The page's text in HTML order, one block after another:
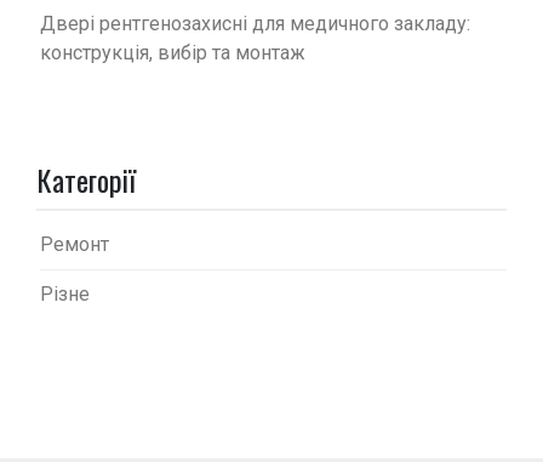
Двері рентгенозахисні для медичного закладу:
конструкція, вибір та монтаж
Категорії
Ремонт
Різне